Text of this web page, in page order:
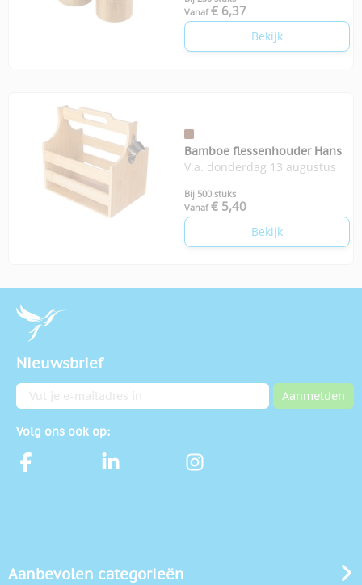
Vanaf € 6,37
Bekijk
Bamboe flessenhouder Hans
V.a. donderdag 13 augustus
Bij 500 stuks
Vanaf € 5,40
Bekijk
Nieuwsbrief
E-mailadres Aanmelden
Volg ons ook op:
Aanbevolen categorieën